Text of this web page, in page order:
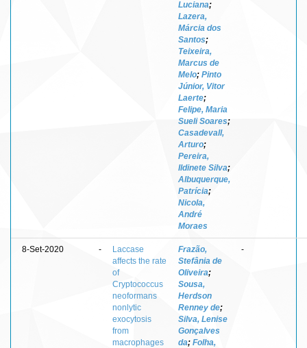
Luciana;
Lazera,
Márcia dos
Santos;
Teixeira,
Marcus de
Melo; Pinto
Júnior, Vitor
Laerte;
Felipe, Maria
Sueli Soares;
Casadevall,
Arturo;
Pereira,
Ildinete Silva;
Albuquerque,
Patrícia;
Nicola,
André
Moraes
8-Set-2020 -
Laccase
affects the rate
of
Cryptococcus
neoformans
nonlytic
exocytosis
from
macrophages
Frazão,
Stefânia de
Oliveira;
Sousa,
Herdson
Renney de;
Silva, Lenise
Gonçalves
da; Folha,
-